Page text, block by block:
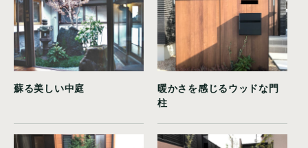
蘇る美しい中庭
暖かさを感じるウッドな門
柱